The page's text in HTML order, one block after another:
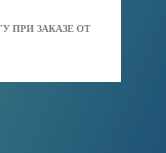
ПРИ ЗАКАЗЕ ОТ